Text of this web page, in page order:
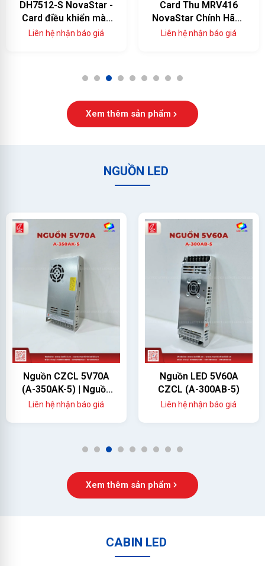
DH7512-S NovaStar -
Card điều khiển màn
hình LED 12 cổng
Liên hệ nhận báo giá
Card Thu MRV416
NovaStar Chính Hãng
— 16 Cổng HUB75E,
Liên hệ nhận báo giá
1 2 3 4 5 6 7 8 9
Xem thêm sản phẩm
NGUỒN LED
Nguồn CZCL 5V70A
(A-350AK-5) | Nguồn
Màn Hình LED 350W
Liên hệ nhận báo giá
Nguồn LED 5V60A
CZCL (A-300AB-5)
Liên hệ nhận báo giá
1 2 3 4 5 6 7 8 9
Xem thêm sản phẩm
CABIN LED